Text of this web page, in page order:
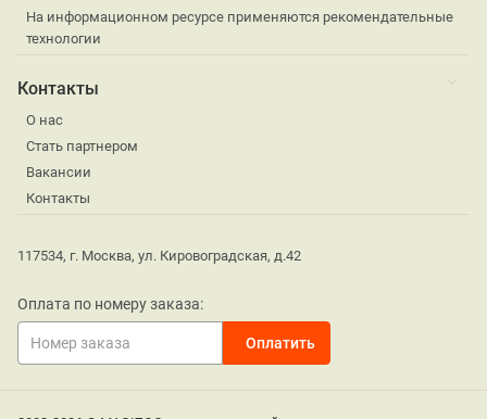
На информационном ресурсе применяются рекомендательные
технологии
Контакты
О нас
Стать партнером
Вакансии
Контакты
117534, г. Москва, ул. Кировоградская, д.42
Оплата по номеру заказа: